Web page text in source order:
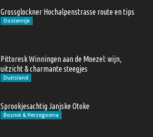
Grossglockner Hochalpenstrasse route en tips
Oostenrijk
Pittoresk Winningen aan de Moezel: wijn,
uitzicht & charmante steegjes
Duitsland
Sprookjesachtig Janjske Otoke
Bosnië & Herzegovina